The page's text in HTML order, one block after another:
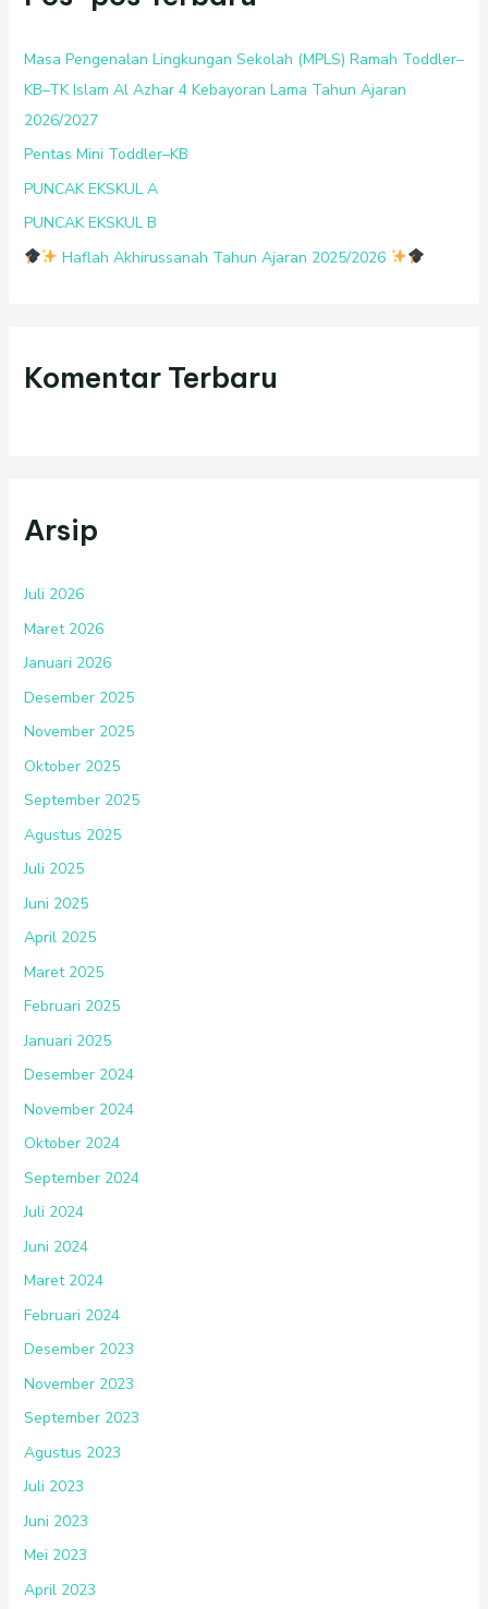
t
u
k
Masa Pengenalan Lingkungan Sekolah (MPLS) Ramah Toddler–
KB–TK Islam Al Azhar 4 Kebayoran Lama Tahun Ajaran
2026/2027
Pentas Mini Toddler–KB
PUNCAK EKSKUL A
PUNCAK EKSKUL B
Haflah Akhirussanah Tahun Ajaran 2025/2026
Komentar Terbaru
Arsip
Juli 2026
Maret 2026
Januari 2026
Desember 2025
November 2025
Oktober 2025
September 2025
Agustus 2025
Juli 2025
Juni 2025
April 2025
Maret 2025
Februari 2025
Januari 2025
Desember 2024
November 2024
Oktober 2024
September 2024
Juli 2024
Juni 2024
Maret 2024
Februari 2024
Desember 2023
November 2023
September 2023
Agustus 2023
Juli 2023
Juni 2023
Mei 2023
April 2023